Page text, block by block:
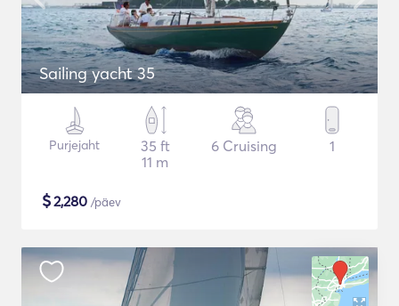
Sailing yacht 35
Purjejaht
35 ft
11 m
6 Cruising 1
$2,280 /päev